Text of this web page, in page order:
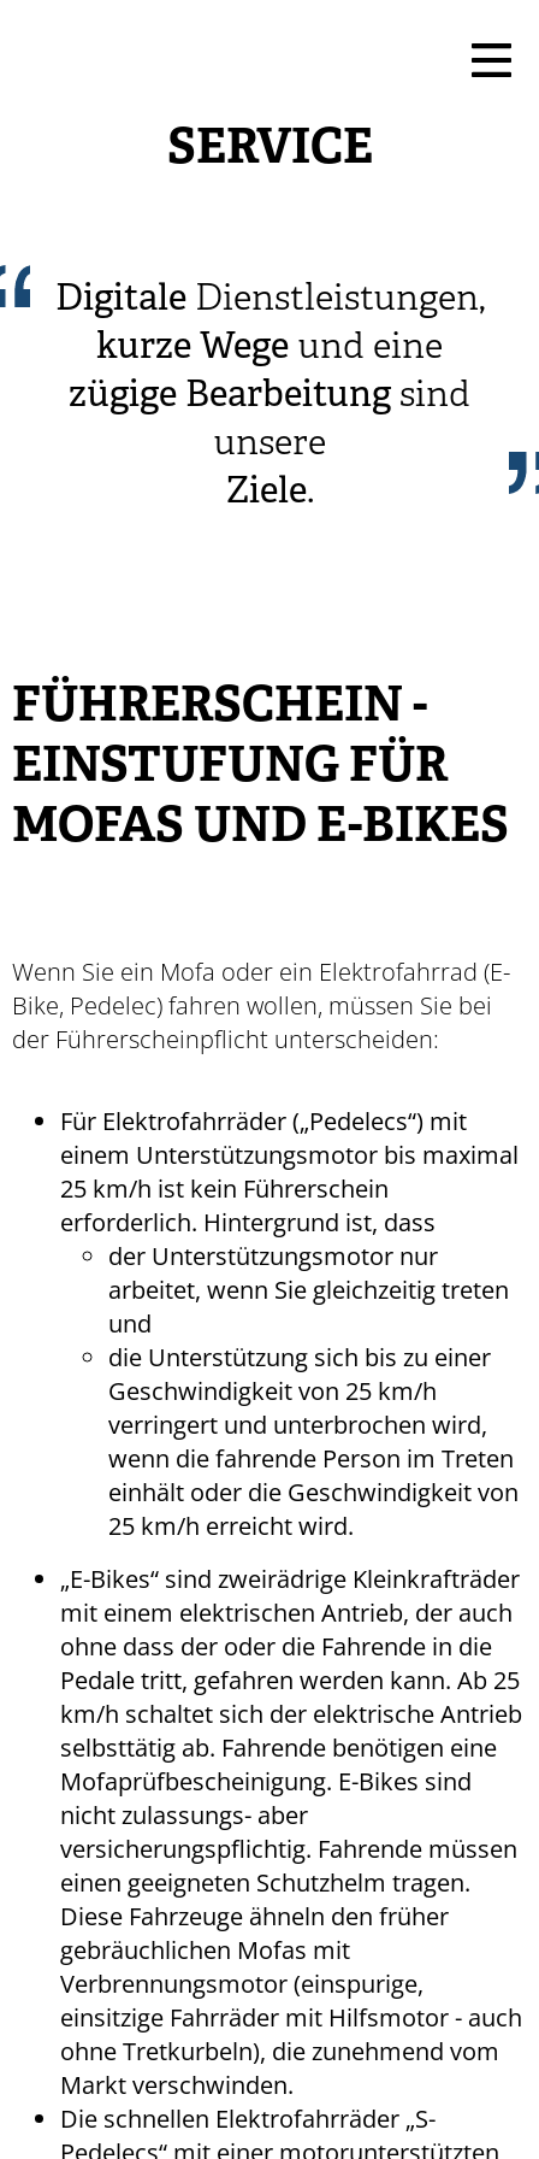
SERVICE
DigitaleDienstleistungen,
kurzeWege und eine
zügige Bearbeitung sind
unsere
Ziele.
FÜHRERSCHEIN -
EINSTUFUNG FÜR
MOFAS UND E-BIKES
Wenn Sie ein Mofa oder ein Elektrofahrrad (E-
Bike, Pedelec) fahren wollen, müssen Sie bei
der Führerscheinpflicht unterscheiden:
Für Elektrofahrräder („Pedelecs“) mit
einem Unterstützungsmotor bis maximal
25 km/h ist kein Führerschein
erforderlich. Hintergrund ist, dass
der Unterstützungsmotor nur
arbeitet, wenn Sie gleichzeitig treten
und
die Unterstützung sich bis zu einer
Geschwindigkeit von 25 km/h
verringert und unterbrochen wird,
wenn die fahrende Person im Treten
einhält oder die Geschwindigkeit von
25 km/h erreicht wird.
„E-Bikes“ sind zweirädrige Kleinkrafträder
mit einem elektrischen Antrieb, der auch
ohne dass der oder die Fahrende in die
Pedale tritt, gefahren werden kann. Ab 25
km/h schaltet sich der elektrische Antrieb
selbsttätig ab. Fahrende benötigen eine
Mofaprüfbescheinigung. E-Bikes sind
nicht zulassungs- aber
versicherungspflichtig. Fahrende müssen
einen geeigneten Schutzhelm tragen.
Diese Fahrzeuge ähneln den früher
gebräuchlichen Mofas mit
Verbrennungsmotor (einspurige,
einsitzige Fahrräder mit Hilfsmotor - auch
ohne Tretkurbeln), die zunehmend vom
Markt verschwinden.
Die schnellen Elektrofahrräder „S-